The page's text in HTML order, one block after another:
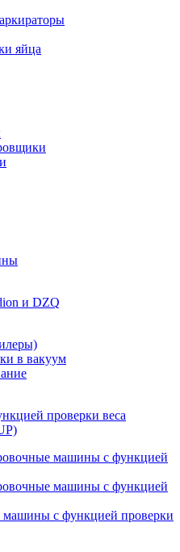
яйца
и DZQ
в вакуум
проверки веса
машины с функцией
машины с функцией
машины с функцией проверки